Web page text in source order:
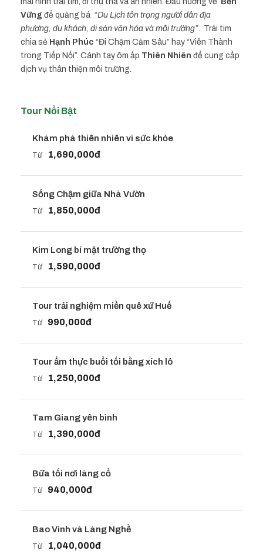
Vững để quảng bá “Du Lịch tôn trọng người dân địa
phương, du khách, di sản văn hóa và môi trường”. Trái tim
chia sẻ Hạnh Phúc “Đi Chậm Cảm Sâu” hay “Viên Thành
trong Tiếp Nối”. Cánh tay ôm ấp Thiên Nhiên để cung cấp
dịch vụ thân thiện môi trường.
Tour Nổi Bật
Khám phá thiên nhiên vì sức khỏe
Từ 1,690,000đ
Sống Chậm giữa Nhà Vườn
Từ 1,850,000đ
Kim Long bí mật trường thọ
Từ 1,590,000đ
Tour trải nghiệm miền quê xứ Huế
Từ 990,000đ
Tour ẩm thực buổi tối bằng xích lô
Từ 1,250,000đ
Tam Giang yên bình
Từ 1,390,000đ
Bữa tối nơi làng cổ
Từ 940,000đ
Bao Vinh và Làng Nghề
Từ 1,040,000đ